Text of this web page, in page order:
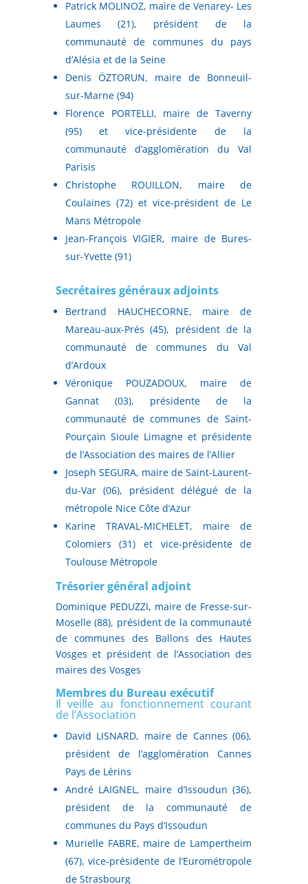
Patrick MOLINOZ, maire de Venarey- Les
Laumes (21), président de la
communauté de communes du pays
d’Alésia et de la Seine
Denis ÖZTORUN, maire de Bonneuil-
sur-Marne (94)
Florence PORTELLI, maire de Taverny
(95) et vice-présidente de la
communauté d’agglomération du Val
Parisis
Christophe ROUILLON, maire de
Coulaines (72) et vice-président de Le
Mans Métropole
Jean-François VIGIER, maire de Bures-
sur-Yvette (91)
Secrétaires généraux adjoints
Bertrand HAUCHECORNE, maire de
Mareau-aux-Prés (45), président de la
communauté de communes du Val
d’Ardoux
Véronique POUZADOUX, maire de
Gannat (03), présidente de la
communauté de communes de Saint-
Pourçain Sioule Limagne et présidente
de l’Association des maires de l’Allier
Joseph SEGURA, maire de Saint-Laurent-
du-Var (06), président délégué de la
métropole Nice Côte d’Azur
Karine TRAVAL-MICHELET, maire de
Colomiers (31) et vice-présidente de
Toulouse Métropole
Trésorier général adjoint
Dominique PEDUZZI, maire de Fresse-sur-
Moselle (88), président de la communauté
de communes des Ballons des Hautes
Vosges et président de l’Association des
maires des Vosges
Membres du Bureau exécutif
Il veille au fonctionnement courant
de l’Association
David LISNARD, maire de Cannes (06),
président de l’agglomération Cannes
Pays de Lérins
André LAIGNEL, maire d’Issoudun (36),
président de la communauté de
communes du Pays d’Issoudun
Murielle FABRE, maire de Lampertheim
(67), vice-présidente de l’Eurométropole
de Strasbourg